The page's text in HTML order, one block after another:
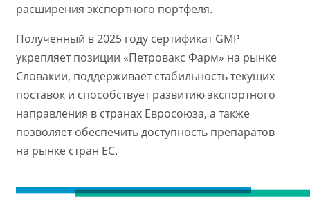
расширения экспортного портфеля.
Полученный в 2025 году сертификат GMP
укрепляет позиции «Петровакс Фарм» на рынке
Словакии, поддерживает стабильность текущих
поставок и способствует развитию экспортного
направления в странах Евросоюза, а также
позволяет обеспечить доступность препаратов
на рынке стран ЕС.